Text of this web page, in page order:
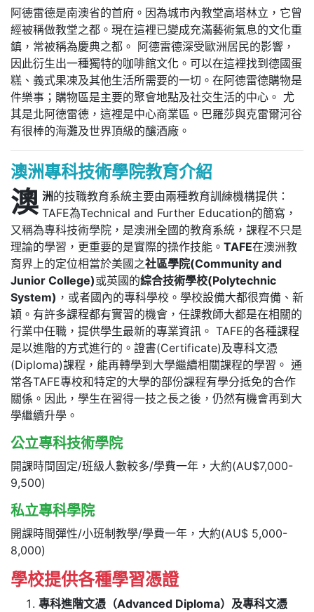
阿德雷德是南澳省的首府。因為城市內教堂高塔林立，它曾
經被稱做教堂之都。現在這裡已變成充滿藝術氣息的文化重
鎮，常被稱為慶典之都。 阿德雷德深受歐洲居民的影響，
因此衍生出一種獨特的咖啡館文化。可以在這裡找到德國蛋
糕、義式果凍及其他生活所需要的一切。在阿德雷德購物是
件樂事；購物區是主要的聚會地點及社交生活的中心。 尤
其是北阿德雷德，這裡是中心商業區。巴羅莎與克雷爾河谷
有很棒的海灘及世界頂級的釀酒廠。
澳洲專科技術學院教育介紹
澳 洲的技職教育系統主要由兩種教育訓練機構提供：
TAFE為Technical and Further Education的簡寫，
又稱為專科技術學院，是澳洲全國的教育系統，課程不只是
理論的學習，更重要的是實際的操作技能。 TAFE在澳洲教
育界上的定位相當於美國之社區學院(Community and
Junior College)或英國的綜合技術學校(Polytechnic
System) ，或者國內的專科學校。學校設備大都很齊備、新
穎。有許多課程都有實習的機會，任課教師大都是在相關的
行業中任職，提供學生最新的專業資訊。 TAFE的各種課程
是以進階的方式進行的。證書(Certificate)及專科文憑
(Diploma)課程，能再轉學到大學繼續相關課程的學習。 通
常各TAFE專校和特定的大學的部份課程有學分抵免的合作
關係。因此，學生在習得一技之長之後，仍然有機會再到大
學繼續升學。
公立專科技術學院
開課時間固定/班級人數較多/學費一年，大約(AU$7,000-
9,500)
私立專科學院
開課時間彈性/小班制教學/學費一年，大約(AU$ 5,000-
8,000)
學校提供各種學習憑證
專科進階文憑（Advanced Diploma）及專科文憑